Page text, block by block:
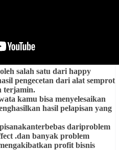
salah satu dari happy
pengecetan dari alat semprot
terjamin.
kamu bisa menyelesaikan
hasil pelapisan yang
dariproblem
.dan banyak problem
profit bisnis